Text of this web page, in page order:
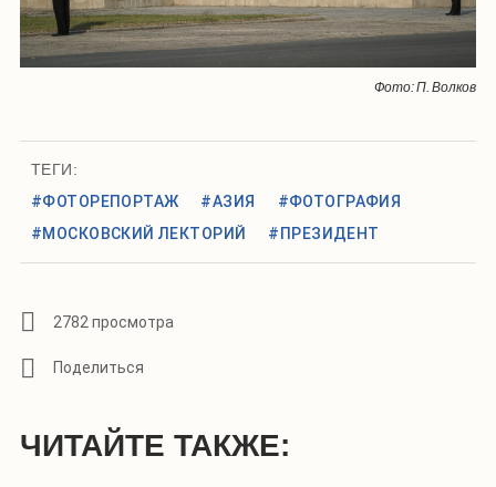
Фото: П. Волков
ТЕГИ:
#ФОТОРЕПОРТАЖ
#АЗИЯ
#ФОТОГРАФИЯ
#МОСКОВСКИЙ ЛЕКТОРИЙ
#ПРЕЗИДЕНТ
2782 просмотра
ЧИТАЙТЕ ТАКЖЕ: